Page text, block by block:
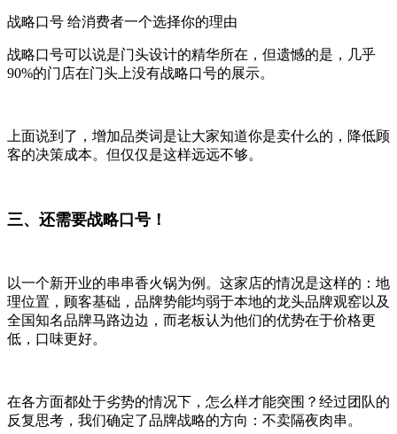
战略口号 给消费者一个选择你的理由
战略口号可以说是门头设计的精华所在，但遗憾的是，几乎
90%的门店在门头上没有战略口号的展示。
上面说到了，增加品类词是让大家知道你是卖什么的，降低顾
客的决策成本。但仅仅是这样远远不够。
三、还需要战略口号！
以一个新开业的串串香火锅为例。这家店的情况是这样的：地
理位置，顾客基础，品牌势能均弱于本地的龙头品牌观窑以及
全国知名品牌马路边边，而老板认为他们的优势在于价格更
低，口味更好。
在各方面都处于劣势的情况下，怎么样才能突围？经过团队的
反复思考，我们确定了品牌战略的方向：不卖隔夜肉串。